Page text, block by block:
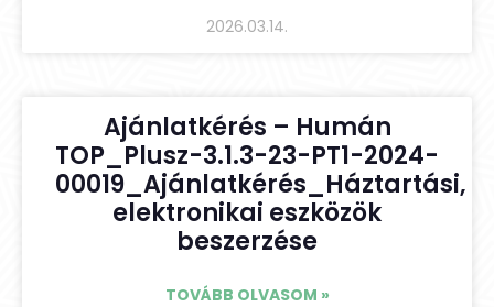
2026.03.14.
Ajánlatkérés – Humán
TOP_Plusz-3.1.3-23-PT1-2024-
00019_Ajánlatkérés_Háztartási,
elektronikai eszközök
beszerzése
TOVÁBB OLVASOM »